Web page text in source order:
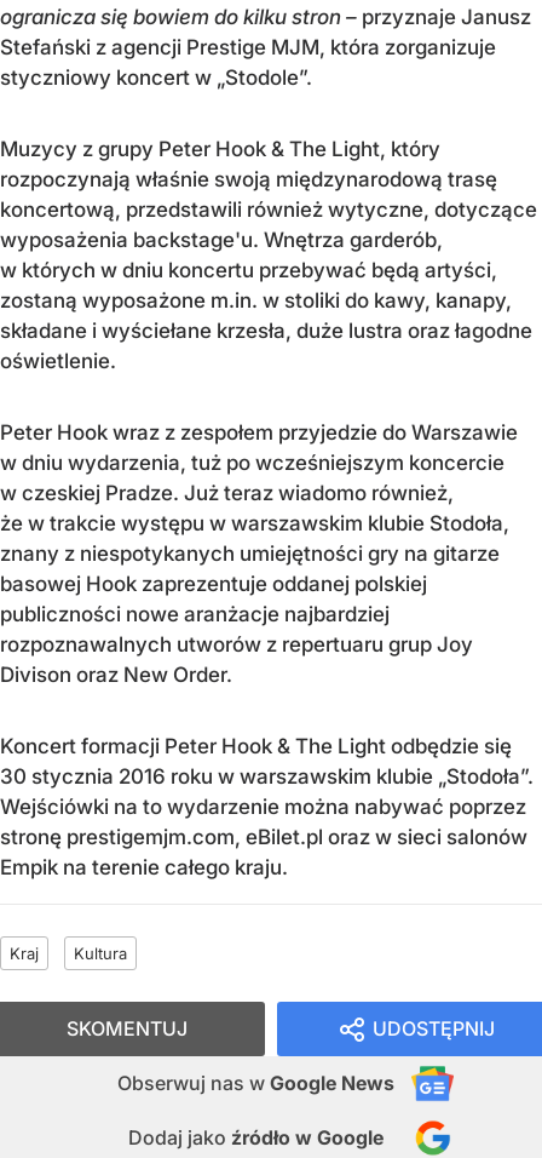
ogranicza się bowiem do kilku stron – przyznaje Janusz
Stefański z agencji Prestige MJM, która zorganizuje
styczniowy koncert w „Stodole”.
Muzycy z grupy Peter Hook & The Light, który
rozpoczynają właśnie swoją międzynarodową trasę
koncertową, przedstawili również wytyczne, dotyczące
wyposażenia backstage'u. Wnętrza garderób,
w których w dniu koncertu przebywać będą artyści,
zostaną wyposażone m.in. w stoliki do kawy, kanapy,
składane i wyściełane krzesła, duże lustra oraz łagodne
oświetlenie.
Peter Hook wraz z zespołem przyjedzie do Warszawie
w dniu wydarzenia, tuż po wcześniejszym koncercie
w czeskiej Pradze. Już teraz wiadomo również,
że w trakcie występu w warszawskim klubie Stodoła,
znany z niespotykanych umiejętności gry na gitarze
basowej Hook zaprezentuje oddanej polskiej
publiczności nowe aranżacje najbardziej
rozpoznawalnych utworów z repertuaru grup Joy
Divison oraz New Order.
Koncert formacji Peter Hook & The Light odbędzie się
30 stycznia 2016 roku w warszawskim klubie „Stodoła”.
Wejściówki na to wydarzenie można nabywać poprzez
stronę prestigemjm.com, eBilet.pl oraz w sieci salonów
Empik na terenie całego kraju.
Kraj Kultura
UDOSTĘPNIJ
Obserwuj nas w Google News
Dodaj jako źródło w Google
SKOMENTUJ